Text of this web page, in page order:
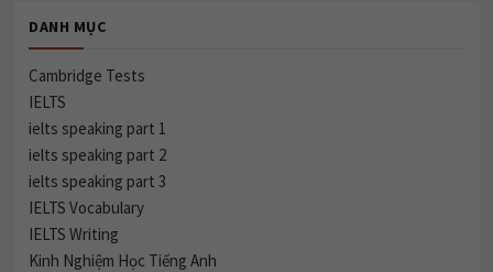
DANH MỤC
Cambridge Tests
IELTS
ielts speaking part 1
ielts speaking part 2
ielts speaking part 3
IELTS Vocabulary
IELTS Writing
Kinh Nghiệm Học Tiếng Anh